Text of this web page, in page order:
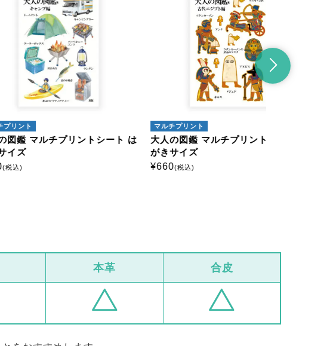
チプリントシート は
マルチプリント
大人の図鑑 マルチプリントシート は
がきサイズ
(税込)
本革 合皮